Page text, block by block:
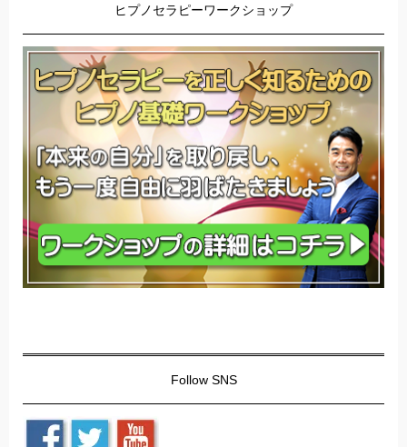
ヒプノセラピーワークショップ
Follow SNS